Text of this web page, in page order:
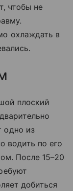
чтобы не
охлаждать в
плоский
одно из
водить по его
После 15–20
добиться